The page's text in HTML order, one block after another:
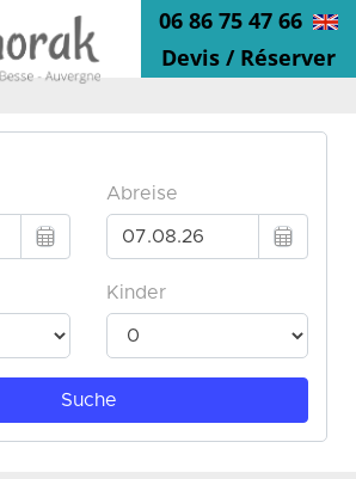
06 86 75 47 66
Devis / Réserver